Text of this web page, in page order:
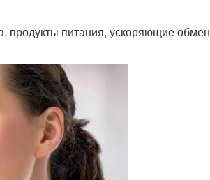
продукты питания, ускоряющие обмен